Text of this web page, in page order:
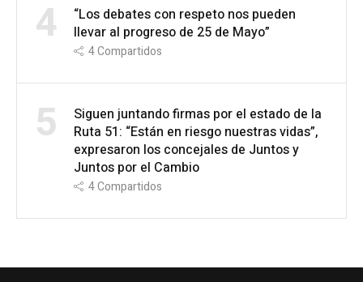
4
“Los debates con respeto nos pueden
llevar al progreso de 25 de Mayo”
4Compartidos
5
Siguen juntando firmas por el estado de la
Ruta 51: “Están en riesgo nuestras vidas”,
expresaron los concejales de Juntos y
Juntos por el Cambio
4Compartidos